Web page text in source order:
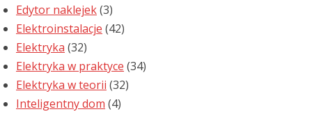
Edytor naklejek(3)
Elektroinstalacje (42)
Elektryka (32)
Elektryka w praktyce (34)
Elektryka w teorii (32)
Inteligentny dom (4)